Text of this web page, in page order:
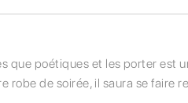
que poétiques et les porter est
robe de soirée, il saura se faire